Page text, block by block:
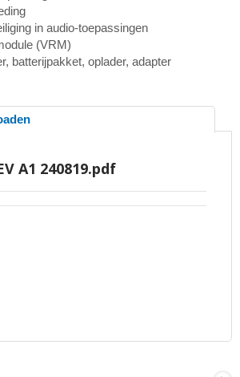
in audio-toepassingen
(VRM)
batterijpakket, oplader, adapter
A1 240819.pdf